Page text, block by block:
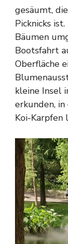
gesäumt,
Picknicks
Bäumen
Bootsfahrt
Oberfläche
kleine Insel
erkunden,
Koi-Karpfen